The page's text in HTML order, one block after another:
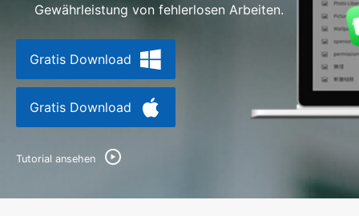
Gewährleistung von fehlerlosen Arbeiten.
Gratis Download
Gratis Download
Tutorial ansehen